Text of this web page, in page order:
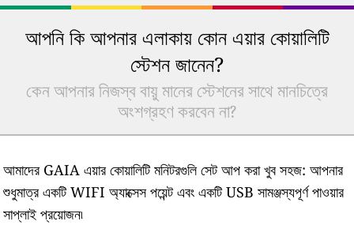
আপনি কি আপনার এলাকায় কোন এয়ার কোয়ালিটি
স্টেশন জানেন?
কেন আপনার নিজস্ব বায়ু মানের স্টেশনের সাথে মানচিত্রে
অংশগ্রহণ করবেন না?
আমাদের GAIA এয়ার কোয়ালিটি মনিটরগুলি সেট আপ করা খুব সহজ: আপনার
শুধুমাত্র একটি WIFI অ্যাক্সেস পয়েন্ট এবং একটি USB সামঞ্জস্যপূর্ণ পাওয়ার
সাপ্লাই প্রয়োজন৷